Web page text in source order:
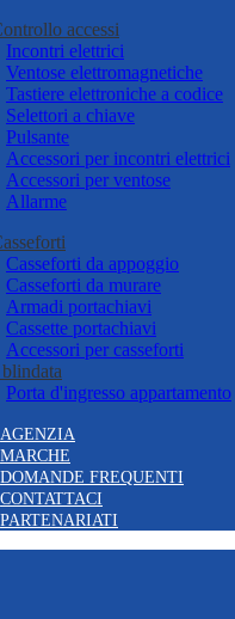
accessi
Incontri elettrici
Ventose elettromagnetiche
Tastiere elettroniche a codice
Selettori a chiave
Pulsante
Accessori per incontri elettrici
Accessori per ventose
Allarme
Casseforti da appoggio
Casseforti da murare
Armadi portachiavi
Cassette portachiavi
Accessori per casseforti
Porta d'ingresso appartamento
AGENZIA
MARCHE
DOMANDE FREQUENTI
CONTATTACI
PARTENARIATI